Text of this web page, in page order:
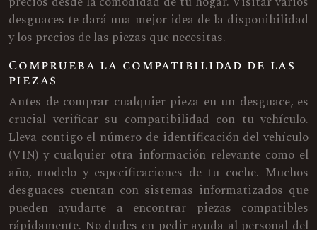
desguaces te dará una mejor idea de la disponibilidad
y los precios de las piezas que necesitas.
Comprueba la compatibilidad de las
piezas
Antes de comprar cualquier pieza en un desguace, es
crucial verificar su compatibilidad con tu vehículo.
Lleva contigo el número de identificación del vehículo
(VIN) y cualquier otra información relevante como el
año, modelo y especificaciones de tu coche. Muchos
desguaces cuentan con sistemas informatizados que
pueden ayudarte a encontrar piezas compatibles
rápidamente. No dudes en pedir ayuda al personal del